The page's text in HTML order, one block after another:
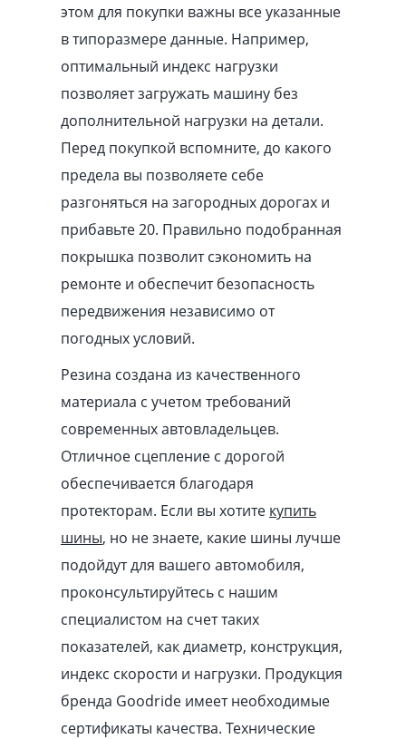
этом для покупки важны все указанные
в типоразмере данные. Например,
оптимальный индекс нагрузки
позволяет загружать машину без
дополнительной нагрузки на детали.
Перед покупкой вспомните, до какого
предела вы позволяете себе
разгоняться на загородных дорогах и
прибавьте 20. Правильно подобранная
покрышка позволит сэкономить на
ремонте и обеспечит безопасность
передвижения независимо от
погодных условий.
Резина создана из качественного
материала с учетом требований
современных автовладельцев.
Отличное сцепление с дорогой
обеспечивается благодаря
протекторам. Если вы хотите купить
шины, но не знаете, какие шины лучше
подойдут для вашего автомобиля,
проконсультируйтесь с нашим
специалистом на счет таких
показателей, как диаметр, конструкция,
индекс скорости и нагрузки. Продукция
бренда Goodride имеет необходимые
сертификаты качества. Технические